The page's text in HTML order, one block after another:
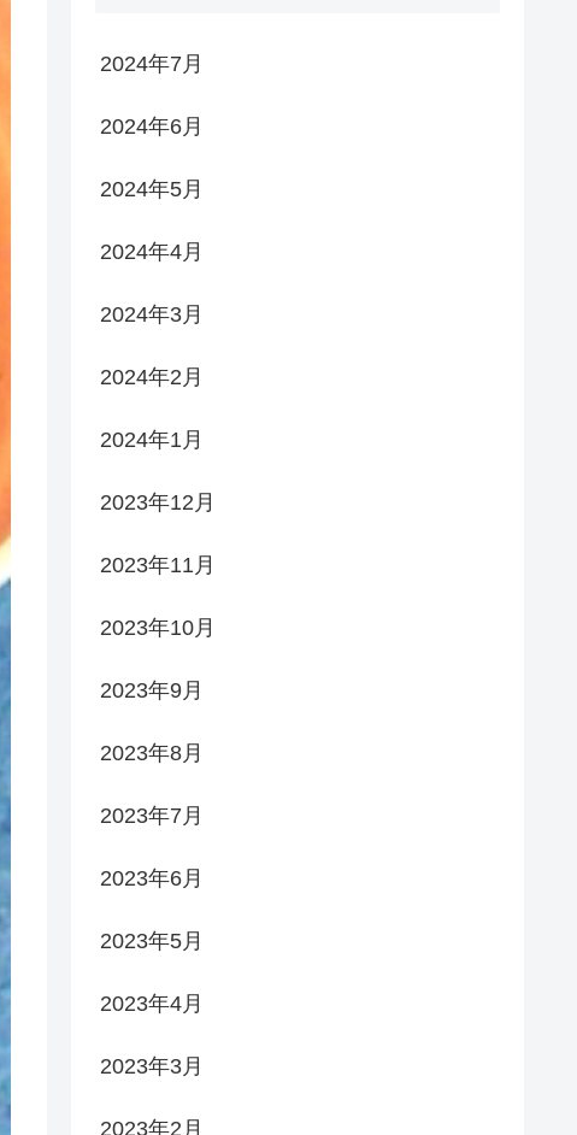
2024年7月
2024年6月
2024年5月
2024年4月
2024年3月
2024年2月
2024年1月
2023年12月
2023年11月
2023年10月
2023年9月
2023年8月
2023年7月
2023年6月
2023年5月
2023年4月
2023年3月
2023年2月